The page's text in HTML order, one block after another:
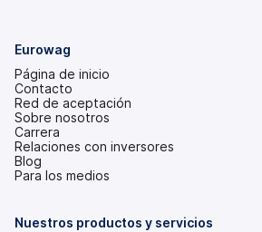
Eurowag
Página de inicio
Contacto
Red de aceptación
Sobre nosotros
Carrera
Relaciones con inversores
(se
abre
pestaña
Blog
Para los medios
Nuestros productos y servicios